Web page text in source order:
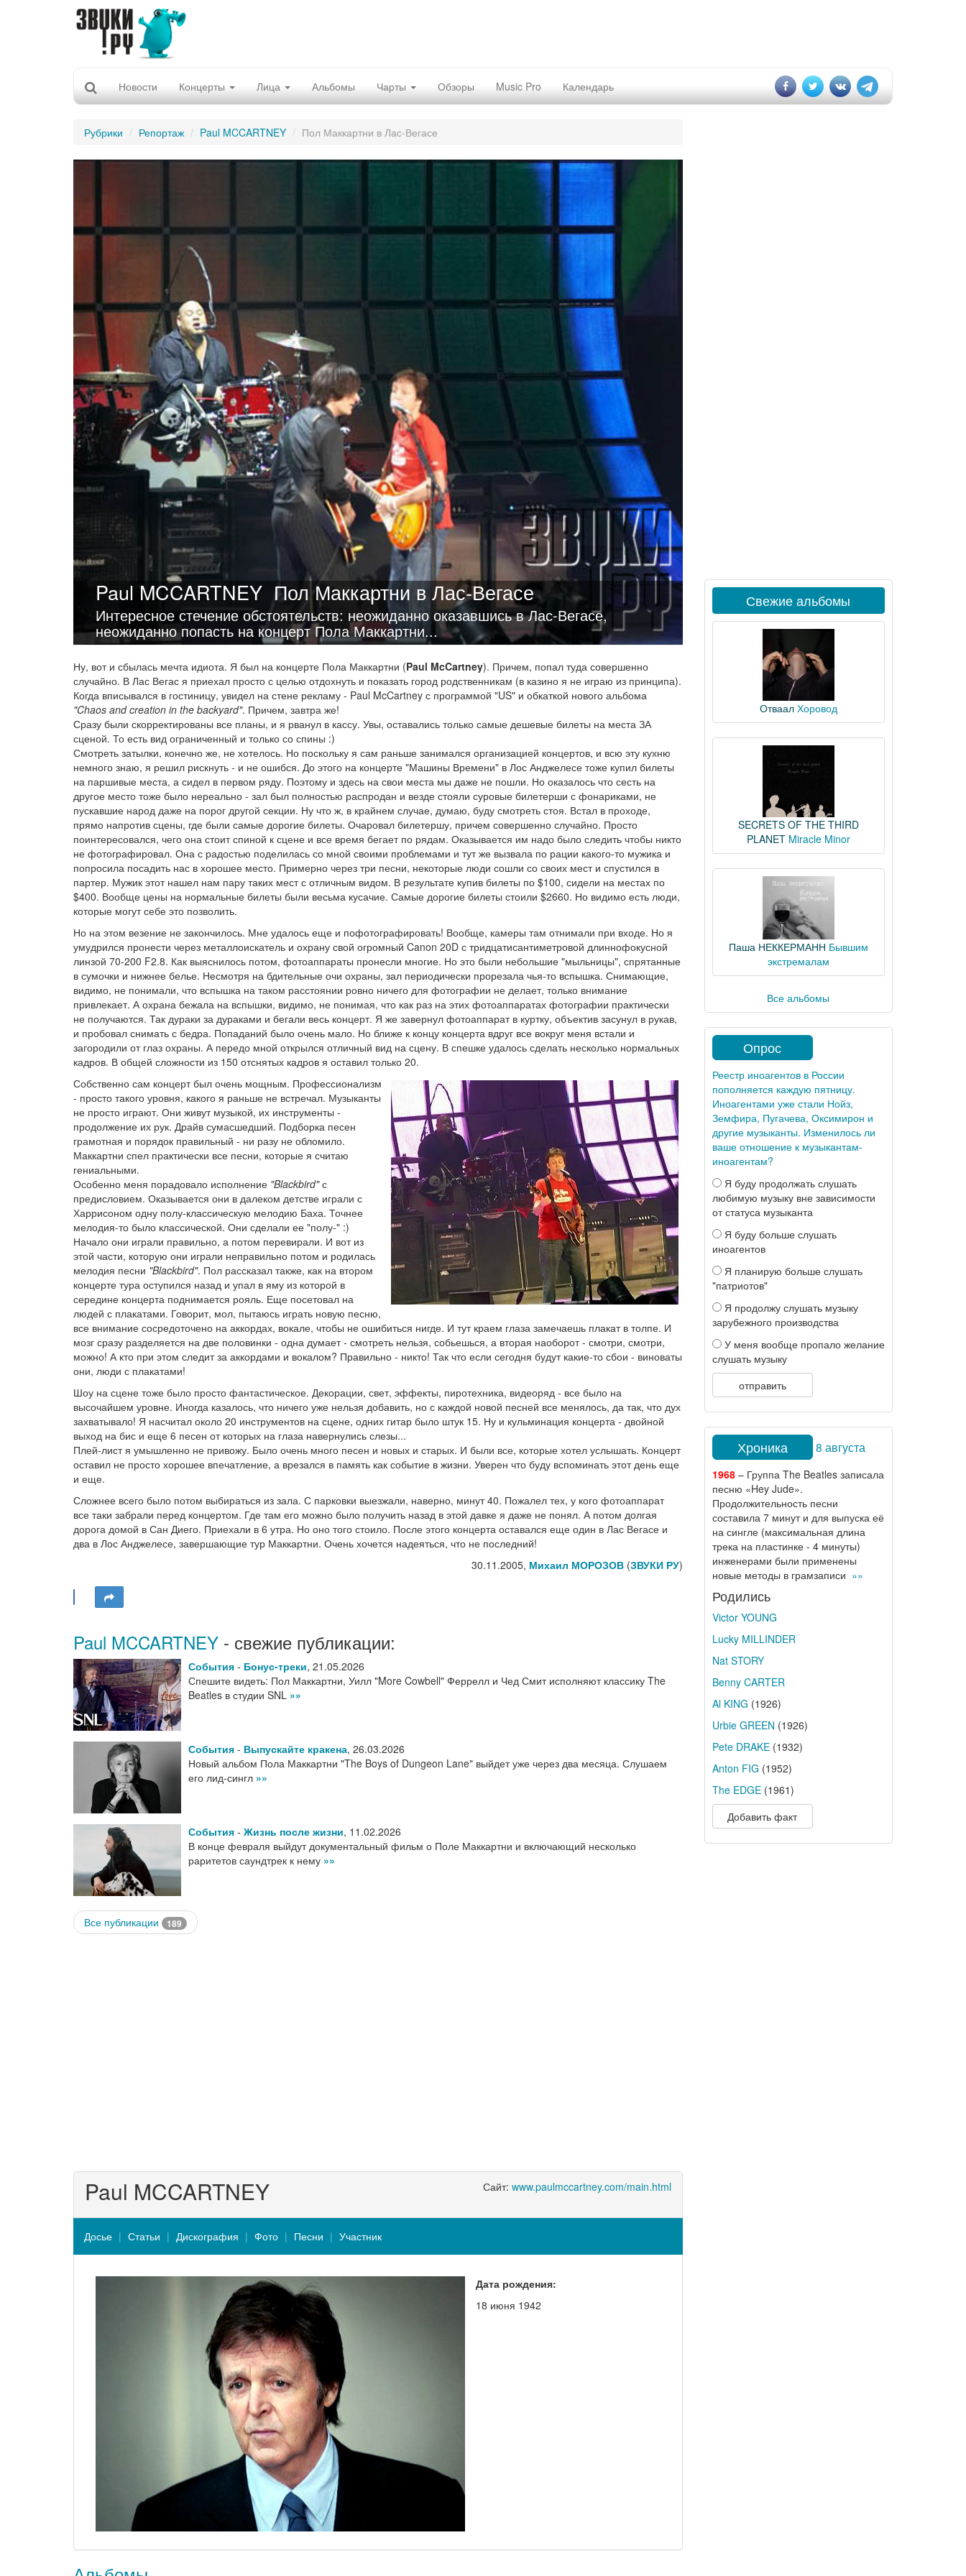
Новости Концерты Лица Альбомы Чарты Обзоры Music Pro Календарь
Рубрики Репортаж Paul MCCARTNEY Пол Маккартни в Лас-Вегасе
Paul MCCARTNEY Пол Маккартни в Лас-Вегасе
Интересное стечение обстоятельств: неожиданно оказавшись в Лас-Вегасе,
неожиданно попасть на концерт Пола Маккартни...
Ну, вот и сбылась мечта идиота. Я был на концерте Пола Маккартни (Paul McCartney). Причем, попал туда совершенно
случайно. В Лас Вегас я приехал просто с целью отдохнуть и показать город родственникам (в казино я не играю из принципа).
Когда вписывался в гостиницу, увидел на стене рекламу - Paul McCartney с программой "US" и обкаткой нового альбома
"Chaos and creation in the backyard". Причем, завтра же!
Сразу были скорректированы все планы, и я рванул в кассу. Увы, оставались только самые дешевые билеты на места ЗА
сценой. То есть вид ограниченный и только со спины :)
Смотреть затылки, конечно же, не хотелось. Но поскольку я сам раньше занимался организацией концертов, и всю эту кухню
немного знаю, я решил рискнуть - и не ошибся. До этого на концерте "Машины Времени" в Лос Анджелесе тоже купил билеты
на паршивые места, а сидел в первом ряду. Поэтому и здесь на свои места мы даже не пошли. Но оказалось что сесть на
другое место тоже было нереально - зал был полностью распродан и везде стояли суровые билетерши с фонариками, не
пускавшие народ даже на порог другой секции. Ну что ж, в крайнем случае, думаю, буду смотреть стоя. Встал в проходе,
прямо напротив сцены, где были самые дорогие билеты. Очаровал билетершу, причем совершенно случайно. Просто
поинтересовался, чего она стоит спиной к сцене и все время бегает по рядам. Оказывается им надо было следить чтобы никто
не фотографировал. Она с радостью поделилась со мной своими проблемами и тут же вызвала по рации какого-то мужика и
попросила посадить нас в хорошее место. Примерно через три песни, некоторые люди сошли со своих мест и спустился в
партер. Мужик этот нашел нам пару таких мест с отличным видом. В результате купив билеты по $100, сидели на местах по
$400. Вообще цены на нормальные билеты были весьма кусачие. Самые дорогие билеты стоили $2660. Но видимо есть люди,
которые могут себе это позволить.
Но на этом везение не закончилось. Мне удалось еще и пофотографировать! Вообще, камеры там отнимали при входе. Но я
умудрился пронести через металлоискатель и охрану свой огромный Canon 20D с тридцатисантиметровой длиннофокусной
линзой 70-200 F2.8. Как выяснилось потом, фотоаппараты пронесли многие. Но это были небольшие "мыльницы", спрятанные
в сумочки и нижнее белье. Несмотря на бдительные очи охраны, зал периодически прорезала чья-то вспышка. Снимающие,
видимо, не понимали, что вспышка на таком расстоянии ровно ничего для фотографии не делает, только внимание
привлекает. А охрана бежала на вспышки, видимо, не понимая, что как раз на этих фотоаппаратах фотографии практически
не получаются. Так дураки за дураками и бегали весь концерт. Я же завернул фотоаппарат в куртку, объектив засунул в рукав,
и пробовал снимать с бедра. Попаданий было очень мало. Но ближе к концу концерта вдруг все вокруг меня встали и
загородили от глаз охраны. А передо мной открылся отличный вид на сцену. В спешке удалось сделать несколько нормальных
кадров. В общей сложности из 150 отснятых кадров я оставил только 20.
Собственно сам концерт был очень мощным. Профессионализм
- просто такого уровня, какого я раньше не встречал. Музыканты
не просто играют. Они живут музыкой, их инструменты -
продолжение их рук. Драйв сумасшедший. Подборка песен
грамотная и порядок правильный - ни разу не обломило.
Маккартни спел практически все песни, которые я считаю
гениальными.
Особенно меня порадовало исполнение "Blackbird"с
предисловием. Оказывается они в далеком детстве играли с
Харрисоном одну полу-классическую мелодию Баха. Точнее
мелодия-то было классической. Они сделали ее "полу-" :)
Начало они играли правильно, а потом перевирали. И вот из
этой части, которую они играли неправильно потом и родилась
мелодия песни "Blackbird". Пол рассказал также, как на втором
концерте тура оступился назад и упал в яму из которой в
середине концерта поднимается рояль. Еще посетовал на
людей с плакатами. Говорит, мол, пытаюсь играть новую песню,
все внимание сосредоточено на аккордах, вокале, чтобы не ошибиться нигде. И тут краем глаза замечаешь плакат в толпе. И
мозг сразу разделяется на две половинки - одна думает - смотреть нельзя, собьешься, а вторая наоборот - смотри, смотри,
можно! А кто при этом следит за аккордами и вокалом? Правильно - никто! Так что если сегодня будут какие-то сбои - виноваты
они, люди с плакатами!
Шоу на сцене тоже было просто фантастическое. Декорации, свет, эффекты, пиротехника, видеоряд - все было на
высочайшем уровне. Иногда казалось, что ничего уже нельзя добавить, но с каждой новой песней все менялось, да так, что дух
захватывало! Я насчитал около 20 инструментов на сцене, одних гитар было штук 15. Ну и кульминация концерта - двойной
выход на бис и еще 6 песен от которых на глаза навернулись слезы...
Плей-лист я умышленно не привожу. Было очень много песен и новых и старых. И были все, которые хотел услышать. Концерт
оставил не просто хорошее впечатление, а врезался в память как событие в жизни. Уверен что буду вспоминать этот день еще
и еще.
Сложнее всего было потом выбираться из зала. С парковки выезжали, наверно, минут 40. Пожалел тех, у кого фотоаппарат
все таки забрали перед концертом. Где там его можно было получить назад в этой давке я даже не понял. А потом долгая
дорога домой в Сан Диего. Приехали в 6 утра. Но оно того стоило. После этого концерта оставался еще один в Лас Вегасе и
два в Лос Анджелесе, завершающие тур Маккартни. Очень хочется надеяться, что не последний!
30.11.2005, Михаил МОРОЗОВ(ЗВУКИ РУ)
Paul MCCARTNEY - свежие публикации:
События - Бонус-треки, 21.05.2026
Спешите видеть: Пол Маккартни, Уилл "More Cowbell" Феррелл и Чед Смит исполняют классику The
Beatles в студии SNL »»
События - Выпускайте кракена, 26.03.2026
Новый альбом Пола Маккартни "The Boys of Dungeon Lane" выйдет уже через два месяца. Слушаем
его лид-сингл »»
События - Жизнь после жизни, 11.02.2026
В конце февраля выйдут документальный фильм о Поле Маккартни и включающий несколько
раритетов саундтрек к нему »»
Все публикации 189
Сайт: www.paulmccartney.com/main.html
Paul MCCARTNEY
Досье Статьи Дискография Фото Песни Участник
Дата рождения:
18 июня 1942
Свежие альбомы
Отваал Хоровод
SECRETS OF THE THIRD
PLANET Miracle Minor
Паша НЕККЕРМАНН Бывшим
экстремалам
Все альбомы
Опрос
Реестр иноагентов в России
пополняется каждую пятницу.
Иноагентами уже стали Нойз,
Земфира, Пугачева, Оксимирон и
другие музыканты. Изменилось ли
ваше отношение к музыкантам-
иноагентам?
Я буду продолжать слушать
любимую музыку вне зависимости
от статуса музыканта
Я буду больше слушать
иноагентов
Я планирую больше слушать
"патриотов"
Я продолжу слушать музыку
зарубежного производства
У меня вообще пропало желание
слушать музыку
отправить
Хроника 8 августа
1968– Группа The Beatles записала
песню «Hey Jude».
Продолжительность песни
составила 7 минут и для выпуска её
на сингле (максимальная длина
трека на пластинке - 4 минуты)
инженерами были применены
новые методы в грамзаписи »»
Родились
Victor YOUNG
Lucky MILLINDER
Nat STORY
Benny CARTER
Al KING (1926)
Urbie GREEN (1926)
Pete DRAKE(1932)
Anton FIG (1952)
The EDGE(1961)
Добавить факт